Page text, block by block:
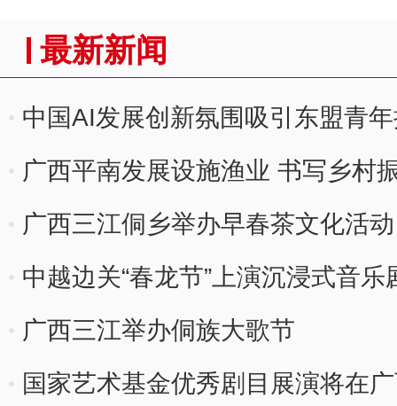
最新新闻
中国AI发展创新氛围吸引东盟青
广西平南发展设施渔业 书写乡村
广西三江侗乡举办早春茶文化活动
中越边关“春龙节”上演沉浸式音
广西三江举办侗族大歌节
国家艺术基金优秀剧目展演将在